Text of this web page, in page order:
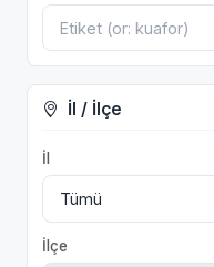
İl / İlçe
İl
İlçe